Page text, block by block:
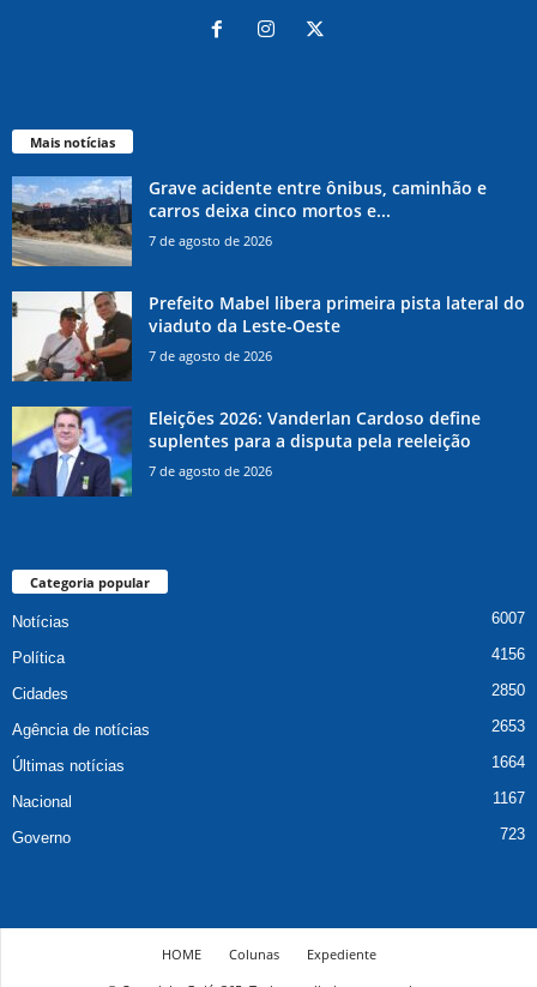
Mais notícias
Grave acidente entre ônibus, caminhão e
carros deixa cinco mortos e...
7 de agosto de 2026
Prefeito Mabel libera primeira pista lateral do
viaduto da Leste-Oeste
7 de agosto de 2026
Eleições 2026: Vanderlan Cardoso define
suplentes para a disputa pela reeleição
7 de agosto de 2026
Categoria popular
Notícias 6007
Política 4156
Cidades 2850
Agência de notícias 2653
Últimas notícias 1664
Nacional 1167
Governo 723
HOME Colunas
Expediente